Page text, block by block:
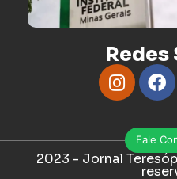
Fale
Redes
2023 - Jornal